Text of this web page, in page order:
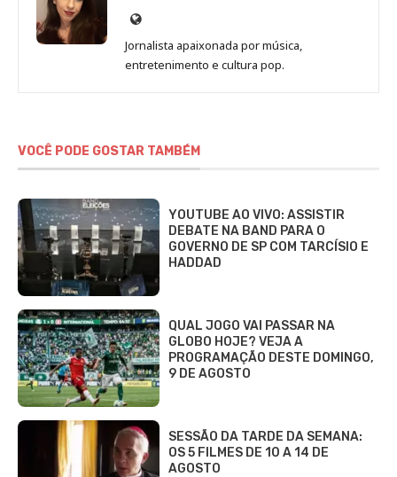
Site
de
Marina
Jornalista apaixonada por música,
entretenimento e cultura pop.
VOCÊ PODE GOSTAR TAMBÉM
YOUTUBE AO VIVO: ASSISTIR
DEBATE NA BAND PARA O
GOVERNO DE SP COM TARCÍSIO E
HADDAD
QUAL JOGO VAI PASSAR NA
GLOBO HOJE? VEJA A
PROGRAMAÇÃO DESTE DOMINGO,
9 DE AGOSTO
SESSÃO DA TARDE DA SEMANA:
OS 5 FILMES DE 10 A 14 DE
AGOSTO